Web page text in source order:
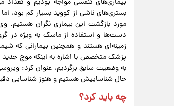
بیماری‌های تنفسی مواجه بودیم و تعداد
مورد بازگشت این بیماری نگران هستیم.
دست‌ها و استفاده از ماسک به ویژه در
زمینه‌ای هستند و همچنین بیمارانی که
پزشک متخصص با اشاره به اینکه موج
به وضعیت سابق برگردیم، عنوان کرد:
حال شناساییش هستیم و هنوز شناسایی
چه باید کرد؟